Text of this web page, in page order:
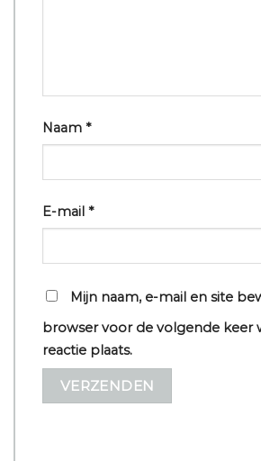
Naam *
E-mail *
Mijn naam, e-mail en site
browser voor de volgende keer
reactie plaats.